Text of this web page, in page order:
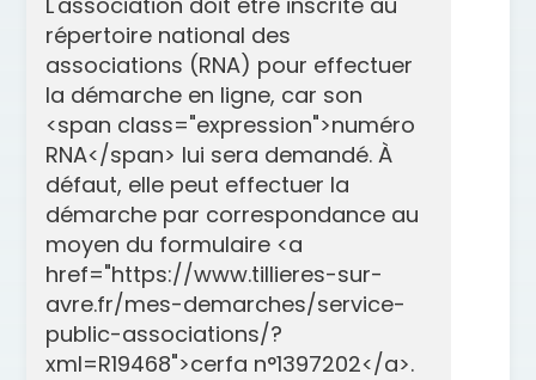
répertoire national des
associations (RNA) pour effectuer
la démarche en ligne, car son
<span class="expression">numéro
RNA</span> lui sera demandé. À
défaut, elle peut effectuer la
démarche par correspondance au
moyen du formulaire <a
href="https://www.tillieres-sur-
avre.fr/mes-demarches/service-
public-associations/?
xml=R19468">cerfa n°1397202</a>.